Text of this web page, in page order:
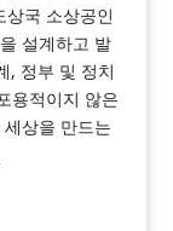
국 소상공인
설계하고 발
, 정부 및 정치
용적이지 않은
상을 만드는